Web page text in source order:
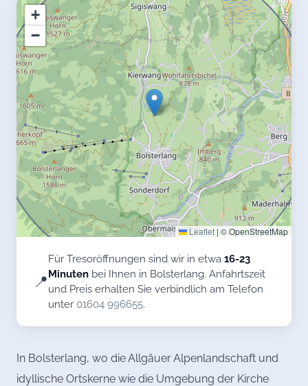
+
−
Leaflet | © OpenStreetMap
📍
Für Tresoröffnungen sind wir in etwa 16-23
Minuten bei Ihnen in Bolsterlang. Anfahrtszeit
und Preis erhalten Sie verbindlich am Telefon
unter 01604 996655.
In Bolsterlang, wo die Allgäuer Alpenlandschaft und
idyllische Ortskerne wie die Umgebung der Kirche